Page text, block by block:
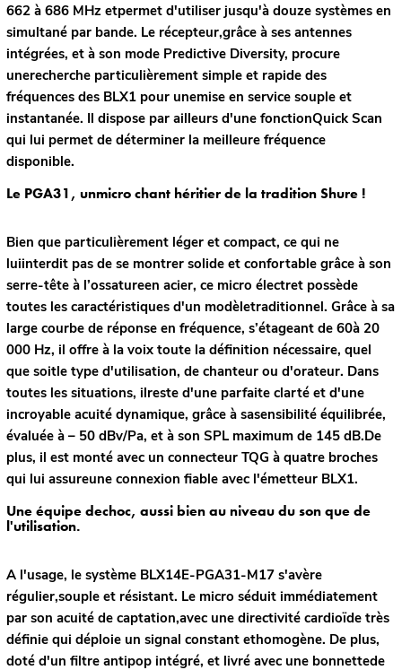
662 à 686 MHz etpermet d'utiliser jusqu'à douze systèmes en
simultané par bande. Le récepteur,grâce à ses antennes
intégrées, et à son mode Predictive Diversity, procure
unerecherche particulièrement simple et rapide des
fréquences des BLX1 pour unemise en service souple et
instantanée. Il dispose par ailleurs d'une fonctionQuick Scan
qui lui permet de déterminer la meilleure fréquence
disponible.
Le PGA31, unmicro chant héritier de la tradition Shure !
Bien que particulièrement léger et compact, ce qui ne
luiinterdit pas de se montrer solide et confortable grâce à son
serre-tête à l’ossatureen acier, ce micro électret possède
toutes les caractéristiques d'un modèletraditionnel. Grâce à sa
large courbe de réponse en fréquence, s’étageant de 60à 20
000 Hz, il offre à la voix toute la définition nécessaire, quel
que soitle type d'utilisation, de chanteur ou d'orateur. Dans
toutes les situations, ilreste d'une parfaite clarté et d'une
incroyable acuité dynamique, grâce à sasensibilité équilibrée,
évaluée à – 50 dBv/Pa, et à son SPL maximum de 145 dB.De
plus, il est monté avec un connecteur TQG à quatre broches
qui lui assureune connexion fiable avec l'émetteur BLX1.
Une équipe dechoc, aussi bien au niveau du son que de
l'utilisation.
A l'usage, le système BLX14E-PGA31-M17 s'avère
régulier,souple et résistant. Le micro séduit immédiatement
par son acuité de captation,avec une directivité cardioïde très
définie qui déploie un signal constant ethomogène. De plus,
doté d'un filtre antipop intégré, et livré avec une bonnettede